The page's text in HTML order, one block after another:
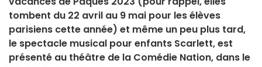
tombent du 22 avril au 9 mai pour les élèves
parisiens cette année) et même un peu plus tard,
le spectacle musical pour enfants Scarlett, est
présenté au théâtre de la Comédie Nation, dans le